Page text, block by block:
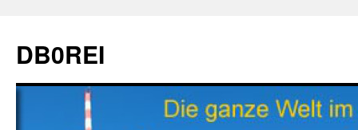
springen
DB0REI